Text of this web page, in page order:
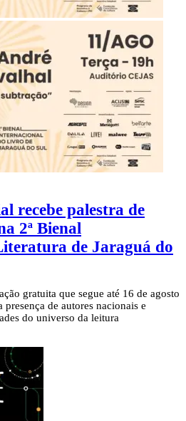
recebe palestra de
2ª Bienal
de Jaraguá do
gratuita que segue até 16 de agosto
de autores nacionais e
do universo da leitura